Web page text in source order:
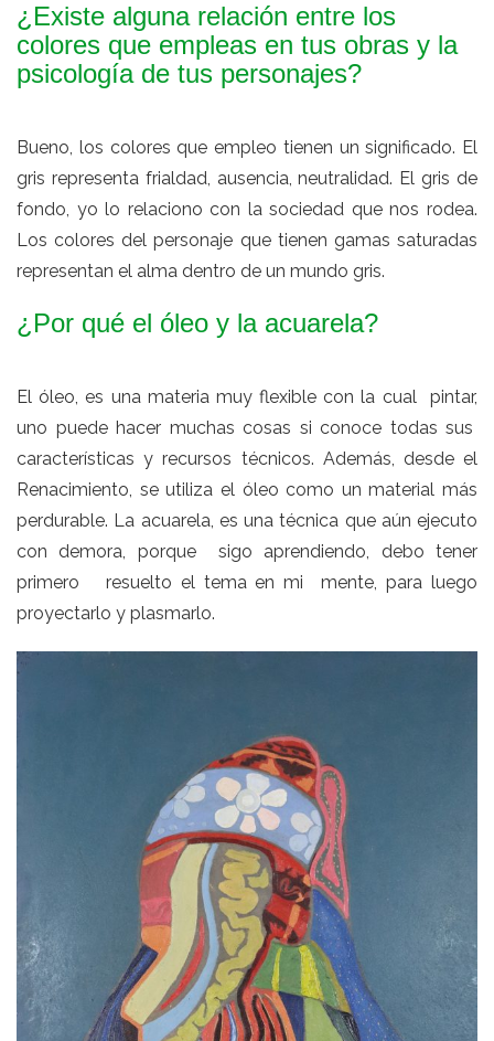
¿Existe alguna relación entre los
colores que empleas en tus obras y la
psicología de tus personajes?
Bueno, los colores que empleo tienen un significado. El
gris representa frialdad, ausencia, neutralidad. El gris de
fondo, yo lo relaciono con la sociedad que nos rodea.
Los colores del personaje que tienen gamas saturadas
representan el alma dentro de un mundo gris.
¿Por qué el óleo y la acuarela?
El óleo, es una materia muy flexible con la cual pintar,
uno puede hacer muchas cosas si conoce todas sus
características y recursos técnicos. Además, desde el
Renacimiento, se utiliza el óleo como un material más
perdurable. La acuarela, es una técnica que aún ejecuto
con demora, porque sigo aprendiendo, debo tener
primero resuelto el tema en mi mente, para luego
proyectarlo y plasmarlo.